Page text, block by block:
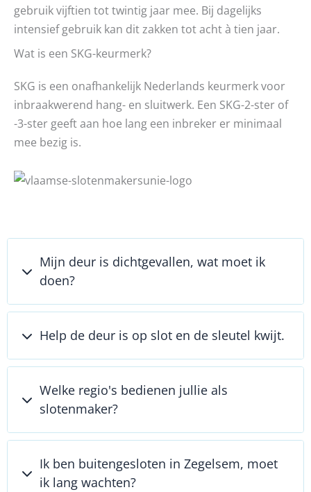
gebruik vijftien tot twintig jaar mee. Bij dagelijks
intensief gebruik kan dit zakken tot acht à tien jaar.
Wat is een SKG-keurmerk?
SKG is een onafhankelijk Nederlands keurmerk voor
inbraakwerend hang- en sluitwerk. Een SKG-2-ster of
-3-ster geeft aan hoe lang een inbreker er minimaal
mee bezig is.
Mijn deur is dichtgevallen, wat moet ik
doen?
Help de deur is op slot en de sleutel kwijt.
Welke regio's bedienen jullie als
slotenmaker?
Ik ben buitengesloten in Zegelsem, moet
ik lang wachten?